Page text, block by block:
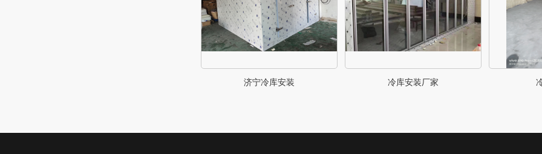
济宁冷库安装 冷库安装厂家